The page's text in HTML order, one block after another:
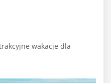
wakacje dla